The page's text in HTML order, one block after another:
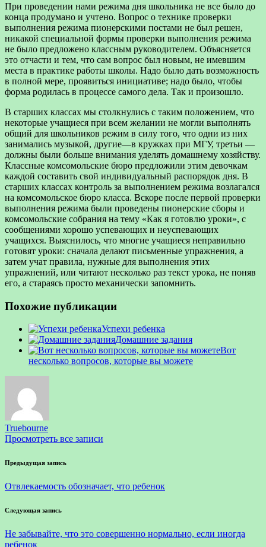
При проведении нами режима дня школьника не все было до
конца продумано и учтено. Вопрос о технике проверки
выполнения режима пионерскими постами не был решен,
никакой специальной формы проверки выполнения режима
не было предложено классным руководителем. Объясняется
это отчасти и тем, что сам вопрос был новым, не имевшим
места в практике работы школы. Надо было дать возможность
в полной мере, проявиться инициативе; надо было, чтобы
форма родилась в процессе самого дела. Так и произошло.
В старших классах мы столкнулись с таким положением, что
некоторые учащиеся при всем желании не могли выполнять
общий для школьников режим в силу того, что одни из них
занимались музыкой, другие—в кружках при МГУ, третьи —
должны были больше внимания уделять домашнему хозяйству.
Классные комсомольские бюро предложили этим девочкам
каждой составить свой индивидуальный распорядок дня. В
старших классах контроль за выполнением режима возлагался
на комсомольское бюро класса. Вскоре после первой проверки
выполнения режима были проведены пионерские сборы и
комсомольские собрания на тему «Как я готовлю уроки», с
сообщениями хорошо успевающих и неуспевающих
учащихся. Выяснилось, что многие учащиеся неправильно
готовят уроки: сначала делают письменные упражнения, а
затем учат правила, нужные для выполнения этих
упражнений, или читают несколько раз текст урока, не поняв
его, а стараясь просто механически запомнить.
Похожие публикации
Успехи ребенка
Домашние задания
Вот
несколько вопросов, которые вы можете
Truebourne
Просмотреть все записи
Навигация
по
Предыдущая запись
Отвлекаемость обозначает, что ребенок
Следующая запись
Не забывайте, что это совершенно нормально, если иногда
ребенок